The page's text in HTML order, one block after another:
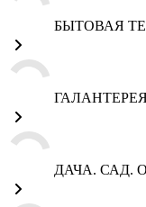
БЫТОВАЯ
ДАЧА. САД.